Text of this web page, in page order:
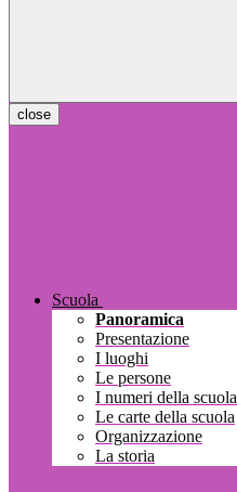
close
Scuola
Panoramica
Presentazione
I luoghi
Le persone
I numeri della scuola
Le carte della scuola
Organizzazione
La storia